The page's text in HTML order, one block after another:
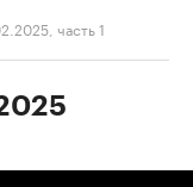
часть 1